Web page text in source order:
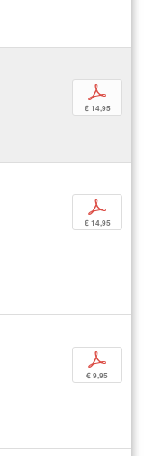
p
€ 14,95
p
€ 14,95
p
€ 9,95